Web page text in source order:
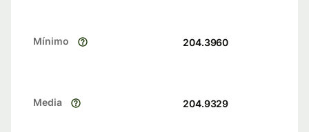
Mínimo 204.3960
Media 204.9329